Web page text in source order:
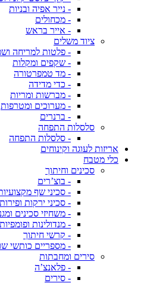
- נייר אפיה ובניות
- מכחולים
- אייר בראש
ציוד משלים
- פלטות למריחה
- שקפים ומקלות
- מד טמפרטורה
- כדי מדידה
- מברשות ומריות
- מערוכים ומטרפות
- ברנרים
סלסלות התפחה
- סלסלות התפחה
אריזות לעוגה וקינוחים
כלי מטבח
סכינים וחיתוך
- בוצ’רים
- סכיני שף
- סכיני ירקות ופירות
- משחיזי סכינים
- מנדולינות ופומפיות
- קרשי חיתוך
- מספריים כותשי
סירים ומחבתות
- פלאנצ’ה
- סירים